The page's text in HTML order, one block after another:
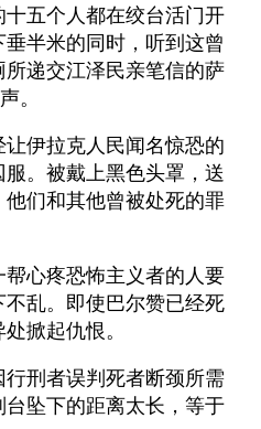
五个人都在绞台活门开
半米的同时，听到这曾
递交江泽民亲笔信的萨
。
伊拉克人民闻名惊恐的
。被戴上黑色头罩，送
们和其他曾被处死的罪
心疼恐怖主义者的人要
乱。即使巴尔赞已经死
掀起仇恨。
刑者误判死者断颈所需
坠下的距离太长，等于